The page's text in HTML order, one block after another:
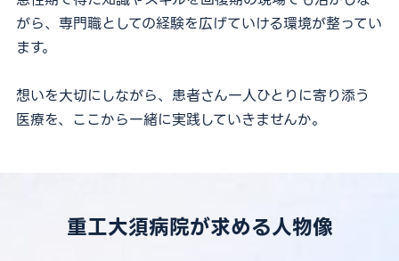
がら、専門職としての経験を広げていける環境が整ってい
ます。
想いを大切にしながら、患者さん一人ひとりに寄り添う
医療を、 ここから一緒に実践していきませんか。
重工大須病院が求める人物像